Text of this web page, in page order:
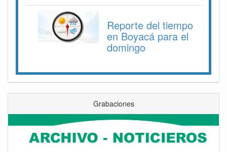
Reporte del tiempo
en Boyacá para el
domingo
Grabaciones